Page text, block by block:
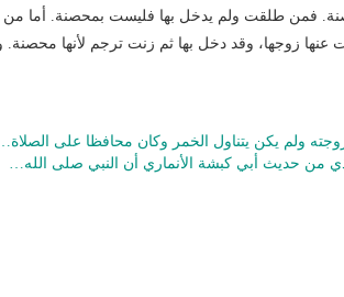
فمن طلقت ولم يدخل بها فليست بمحصنة. أما من
زوجها، وقد دخل بها ثم زنت ترجم لأنها محصنة.
ولم يكن يتناول الخمر وكان محافظا على
من حديث أبي كبشة الأنماري أن النبي صلى الله…